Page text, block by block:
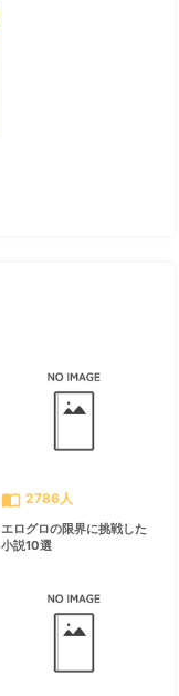
import_contacts 2786人
エログロの限界に挑戦した
小説10選